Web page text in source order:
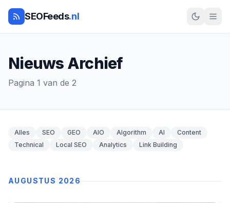
SEOFeeds.nl
Nieuws Archief
Pagina 1 van de 2
Alles SEO GEO AIO Algorithm AI
Content
Technical
Local SEO Analytics Link Building
AUGUSTUS 2026